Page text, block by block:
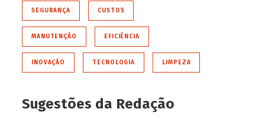
SEGURANÇA CUSTOS
MANUTENÇÃO EFICIÊNCIA
INOVAÇÃO TECNOLOGIA LIMPEZA
Sugestões da Redação